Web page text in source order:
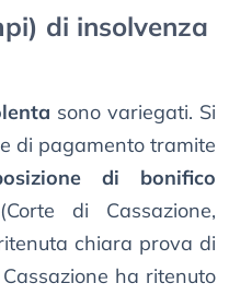
di insolvenza
sono variegati. Si
di pagamento tramite
di bonifico
di Cassazione,
chiara prova di
ha ritenuto